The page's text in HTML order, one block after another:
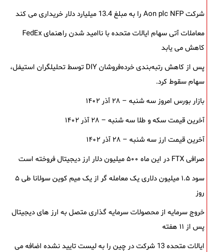
شرکت Aon plc NFP را به مبلغ 13.4 میلیارد دلار خریداری می کند
معاملات آتی سهام ایالات متحده با ناامید شدن راهنمای FedEx
کاهش می یابد
پس از کاهش رتبه‌بندی خرده‌فروشان DIY توسط تحلیلگران استیفل،
سهام سقوط کرد.
بازار بورس امروز سه شنبه – ۲۸ آذر ۱۴۰۲
آخرین قیمت سکه و طلا سه شنبه – ۲۸ آذر ۱۴۰۲
آخرین قیمت ارز سه شنبه – ۲۸ آذر ۱۴۰۲
صرافی FTX در این ماه ۵۰۰ میلیون دلار ارز دیجیتال فروخته است
سود ۱.۵ میلیون دلاری یک معامله ‌گر از یک میم‌ کوین سولانا طی ۵
روز
خروج سرمایه از محصولات سرمایه ‌گذاری متصل به ارز های دیجیتال
پس از ۱۱ هفته
ایالات متحده 13 شرکت در چین را به لیست تایید نشده اضافه می